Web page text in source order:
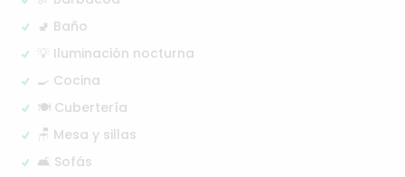
🚽 Baño
💡 Iluminación nocturna
🍳 Cocina
🍽️ Cubertería
🪑 Mesa y sillas
🛋️ Sofás